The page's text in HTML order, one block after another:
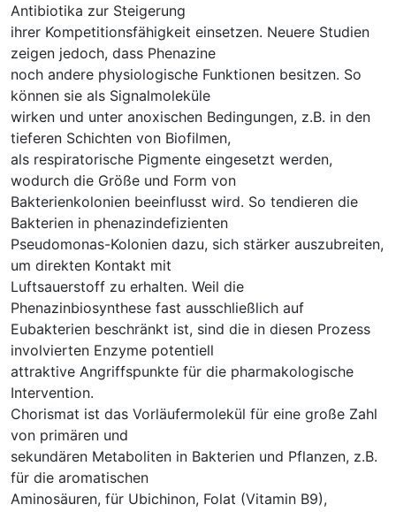
Antibiotika zur Steigerung
ihrer Kompetitionsfähigkeit einsetzen. Neuere Studien
zeigen jedoch, dass Phenazine
noch andere physiologische Funktionen besitzen. So
können sie als Signalmoleküle
wirken und unter anoxischen Bedingungen, z.B. in den
tieferen Schichten von Biofilmen,
als respiratorische Pigmente eingesetzt werden,
wodurch die Größe und Form von
Bakterienkolonien beeinflusst wird. So tendieren die
Bakterien in phenazindefizienten
Pseudomonas-Kolonien dazu, sich stärker auszubreiten,
um direkten Kontakt mit
Luftsauerstoff zu erhalten. Weil die
Phenazinbiosynthese fast ausschließlich auf
Eubakterien beschränkt ist, sind die in diesen Prozess
involvierten Enzyme potentiell
attraktive Angriffspunkte für die pharmakologische
Intervention.
Chorismat ist das Vorläufermolekül für eine große Zahl
von primären und
sekundären Metaboliten in Bakterien und Pflanzen, z.B.
für die aromatischen
Aminosäuren, für Ubichinon, Folat (Vitamin B9),